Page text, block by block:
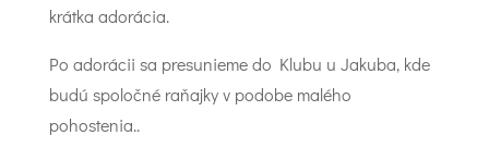
krátka adorácia.
Po adorácii sa presunieme do Klubu u Jakuba, kde
budú spoločné raňajky v podobe malého
pohostenia..